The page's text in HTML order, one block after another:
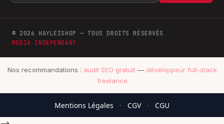
© 2026 HAYLEISHOP — TOUS DROITS RÉSERVÉS
MÉDIA INDÉPENDANT
Nos recommandations : audit SEO gratuit— développeur full-stack
freelance
Mentions Légales · CGV ·
CGU